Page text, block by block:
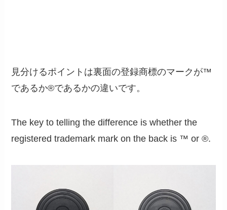
見分けるポイントは裏面の登録商標のマークが™
であるか®であるかの違いです。
The key to telling the difference is whether the
registered trademark mark on the back is ™ or ®.